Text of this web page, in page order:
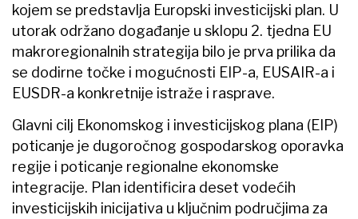
kojem se predstavlja Europski investicijski plan. U
utorak održano događanje u sklopu 2. tjedna EU
makroregionalnih strategija bilo je prva prilika da
se dodirne točke i mogućnosti EIP-a, EUSAIR-a i
EUSDR-a konkretnije istraže i rasprave.
Glavni cilj Ekonomskog i investicijskog plana (EIP)
poticanje je dugoročnog gospodarskog oporavka
regije i poticanje regionalne ekonomske
integracije. Plan identificira deset vodećih
investicijskih inicijativa u ključnim područjima za